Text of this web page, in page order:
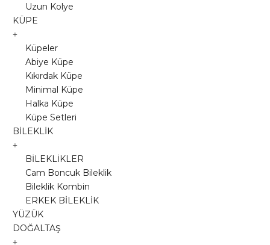
Uzun Kolye
KÜPE
Küpeler
Abiye Küpe
Kıkırdak Küpe
Minimal Küpe
Halka Küpe
Küpe Setleri
BİLEKLİK
BİLEKLİKLER
Cam Boncuk Bileklik
Bileklik Kombin
ERKEK BİLEKLİK
YÜZÜK
DOĞALTAŞ